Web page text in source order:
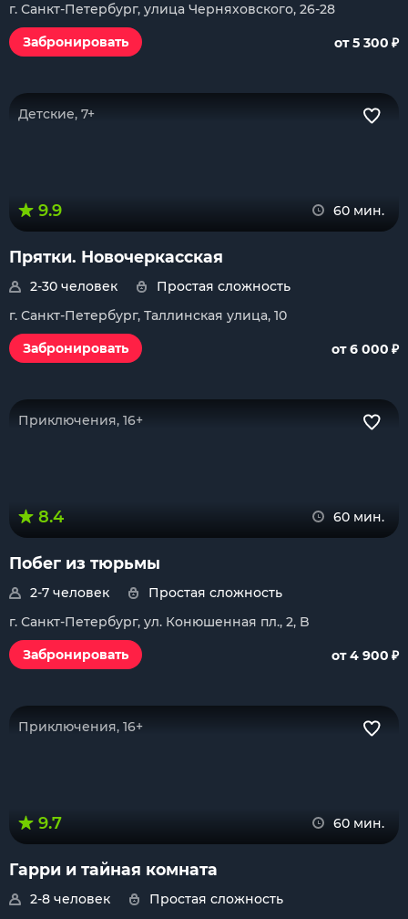
г. Санкт-Петербург, улица Черняховского, 26-28
Забронировать
от 5 300 ₽
Детские, 7+
9.9 60 мин.
Прятки. Новочеркасская
2-30 человек
Простая сложность
г. Санкт-Петербург, Таллинская улица, 10
Забронировать
от 6 000 ₽
Приключения, 16+
8.4 60 мин.
Побег из тюрьмы
2-7 человек
Простая сложность
г. Санкт-Петербург, ул. Конюшенная пл., 2, B
Забронировать
от 4 900 ₽
Приключения, 16+
9.7 60 мин.
Гарри и тайная комната
2-8 человек
Простая сложность